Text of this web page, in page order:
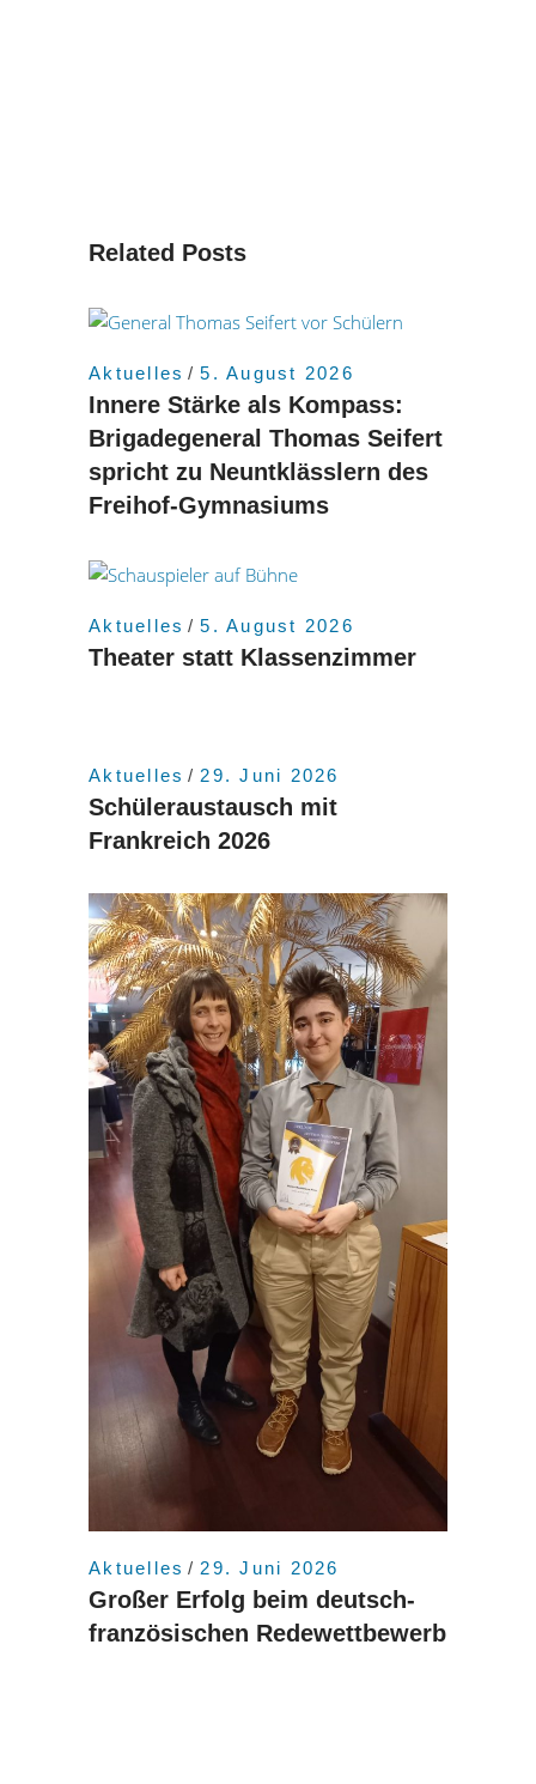
Related Posts
Aktuelles 5. August 2026
Innere Stärke als Kompass:
Brigadegeneral Thomas Seifert
spricht zu Neuntklässlern des
Freihof-Gymnasiums
Aktuelles 5. August 2026
Theater statt Klassenzimmer
Aktuelles 29. Juni 2026
Schüleraustausch mit
Frankreich 2026
Aktuelles 29. Juni 2026
Großer Erfolg beim deutsch-
französischen Redewettbewerb